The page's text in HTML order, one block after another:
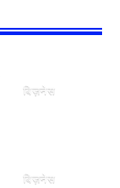
बिज़नेस
बिज़नेस